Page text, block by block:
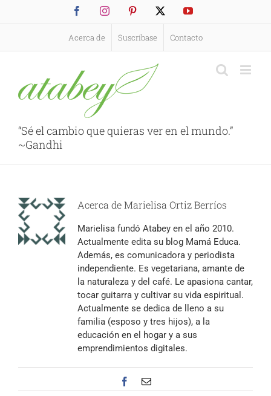
FacebookInstagramPinterest YouTube
Acerca de Suscríbase Contacto
“Sé el cambio que quieras ver en el mundo.”
~Gandhi
Acerca deMarielisa Ortiz Berríos
Marielisa fundó Atabey en el año 2010.
Actualmente edita su blog Mamá Educa.
Además, es comunicadora y periodista
independiente. Es vegetariana, amante de
la naturaleza y del café. Le apasiona cantar,
tocar guitarra y cultivar su vida espiritual.
Actualmente se dedica de lleno a su
familia (esposo y tres hijos), a la
educación en el hogar y a sus
emprendimientos digitales.
FacebookCorreo
electrónico